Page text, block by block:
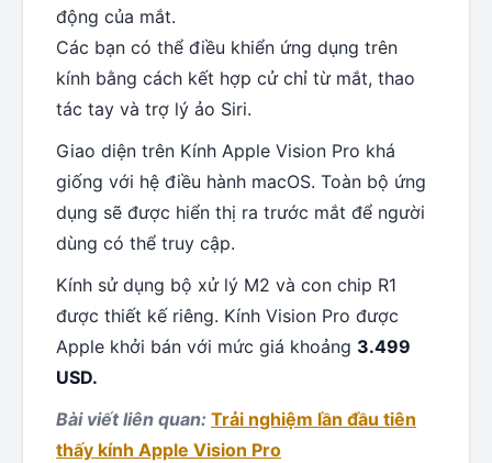
động của mắt.
Các bạn có thể điều khiển ứng dụng trên
kính bằng cách kết hợp cử chỉ từ mắt, thao
tác tay và trợ lý ảo Siri.
Giao diện trên Kính Apple Vision Pro khá
giống với hệ điều hành macOS. Toàn bộ ứng
dụng sẽ được hiển thị ra trước mắt để người
dùng có thể truy cập.
Kính sử dụng bộ xử lý M2 và con chip R1
được thiết kế riêng. Kính Vision Pro được
Apple khởi bán với mức giá khoảng 3.499
USD.
Bài viết liên quan: Trải nghiệm lần đầu tiên
thấy kính Apple Vision Pro